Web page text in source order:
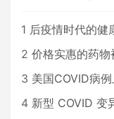
1 后疫情时代的健
2 价格实惠的药
3 美国COVID病
4 新型 COVID 变异株